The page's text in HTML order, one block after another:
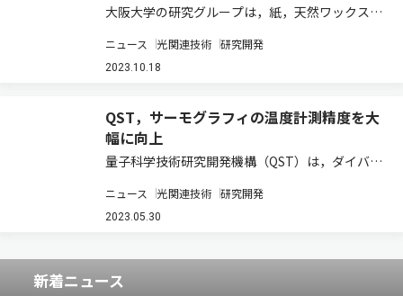
大阪大学の研究グループは，紙，天然ワックス，
含水率センサの開発に成功した（ニュースリリー
ス）。 これまで生分解性プラスチックなどを用い
ニュース 光関連技術 研究開発
2023.10.18
QST，サーモグラフィの温度計測精度を大
幅に向上
量子科学技術研究開発機構（QST）は，ダイバー
度を維持するための装置）赤外サーモグラフィ装
置の温度計測精度を大幅に向上させる温度計測手
ニュース 光関連技術 研究開発
2023.05.30
新着ニュース